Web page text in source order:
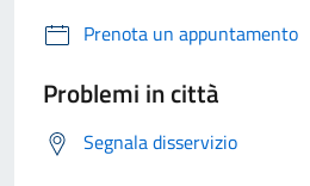
Prenota un appuntamento
Problemi in città
Segnala disservizio